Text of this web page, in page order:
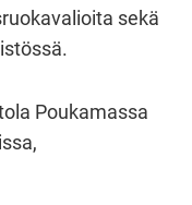
sekä
Poukamassa